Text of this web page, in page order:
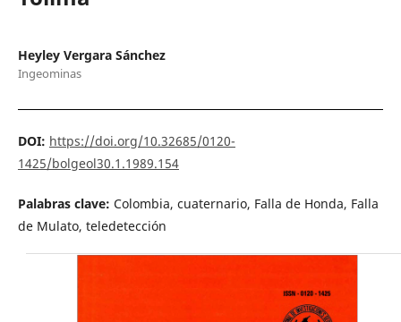
Heyley Vergara Sánchez
Ingeominas
DOI: https://doi.org/10.32685/0120-
1425/bolgeol30.1.1989.154
Palabras clave: Colombia, cuaternario, Falla de Honda, Falla
de Mulato, teledetección